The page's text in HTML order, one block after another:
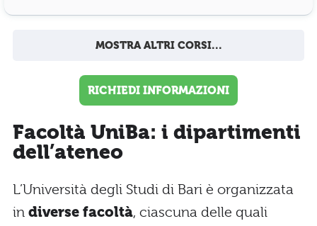
MOSTRA ALTRI CORSI...
RICHIEDI INFORMAZIONI
Facoltà UniBa: i dipartimenti
dell’ateneo
L’Università degli Studi di Bari è organizzata
in diverse facoltà, ciascuna delle quali